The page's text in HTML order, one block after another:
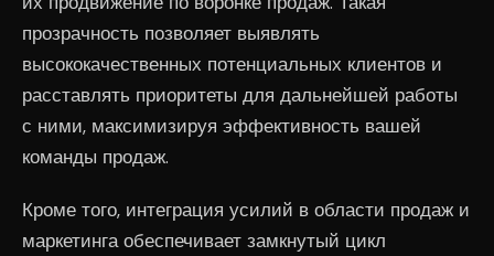
прозрачность позволяет выявлять
высококачественных потенциальных клиентов и
расставлять приоритеты для дальнейшей работы
с ними, максимизируя эффективность вашей
команды продаж.
Кроме того, интеграция усилий в области продаж и
маркетинга обеспечивает замкнутый цикл